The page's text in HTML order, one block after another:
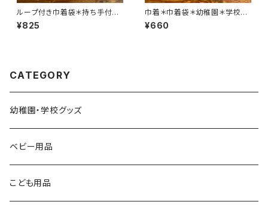
ループ付き巾着袋＊持ち手付き
巾着＊巾着袋＊女の子＊学校＊
NO.6339＊135＊ohariko
¥825
巾着＊巾着袋＊幼稚園＊学校＊
男の子＊No.6334＊844＊Har
u・ru
¥660
CATEGORY
幼稚園・学校グッズ
ベビー用品
こども用品